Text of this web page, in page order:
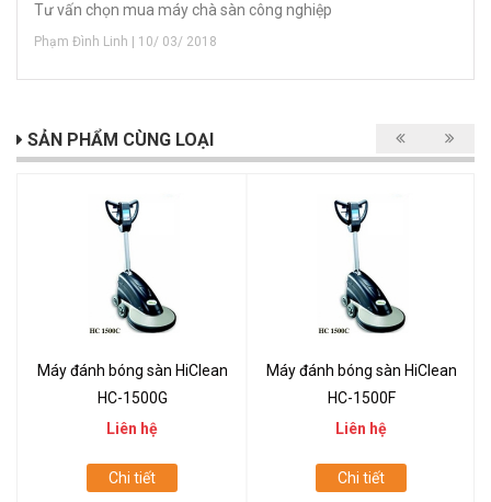
Tư vấn chọn mua máy chà sàn công nghiệp
Phạm Đình Linh | 10/ 03/ 2018
SẢN PHẨM CÙNG LOẠI
Máy đánh bóng sàn HiClean
HC-1500G
Liên hệ
Chi tiết
Máy đánh bóng sàn HiClean
HC-1500F
Liên hệ
Chi tiết